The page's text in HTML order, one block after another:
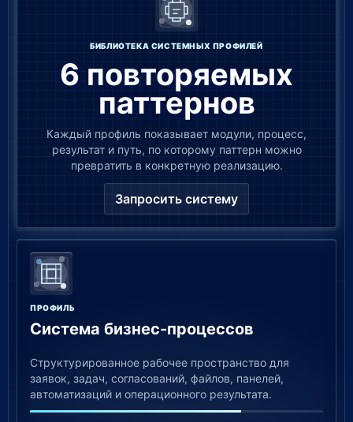
БИБЛИОТЕКА СИСТЕМНЫХ ПРОФИЛЕЙ
6 повторяемых
паттернов
Каждый профиль показывает модули, процесс,
результат и путь, по которому паттерн можно
превратить в конкретную реализацию.
Запросить систему
ПРОФИЛЬ
Система бизнес-процессов
Структурированное рабочее пространство для
заявок, задач, согласований, файлов, панелей,
автоматизаций и операционного результата.